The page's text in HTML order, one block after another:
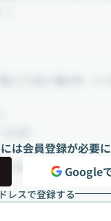
は会員登録が必要
Google
レスで登録する
20日